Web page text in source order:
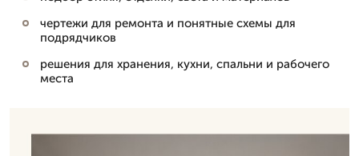
чертежи для ремонта и понятные схемы для
подрядчиков
решения для хранения, кухни, спальни и рабочего
места